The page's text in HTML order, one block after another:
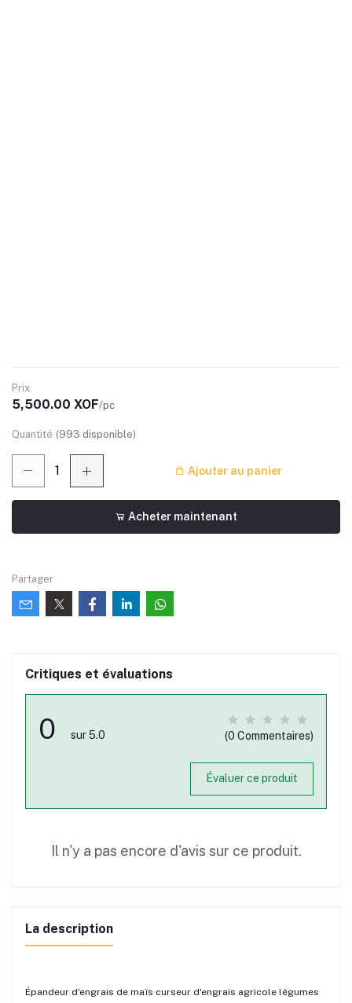
Prix
5,500.00 XOF/pc
Quantité (993 disponible)
Ajouter au panier
Acheter maintenant
Partager
Critiques et évaluations
0 sur 5.0 (0 Commentaires)
Évaluer ce produit
Il n'y a pas encore d'avis sur ce produit.
La description
Épandeur d'engrais de maïs curseur d'engrais agricole légumes